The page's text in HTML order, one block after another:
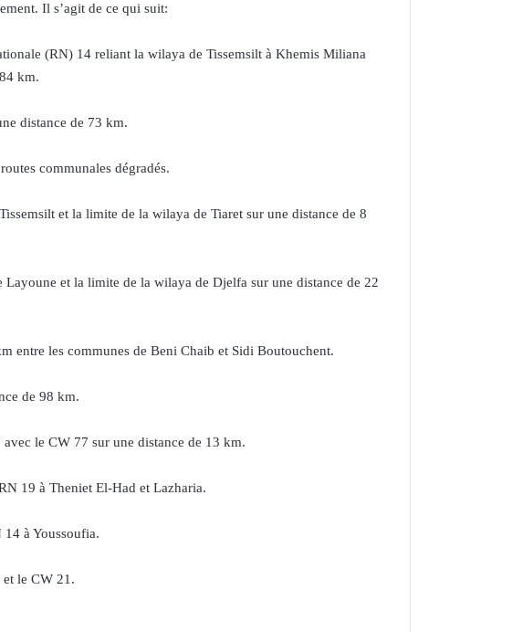
Il s’agit de ce qui suit:
(RN) 14 reliant la wilaya de Tissemsilt à Khemis Miliana
km.
distance de 73 km.
communales dégradés.
et la limite de la wilaya de Tiaret sur une distance de 8
et la limite de la wilaya de Djelfa sur une distance de 22
entre les communes de Beni Chaib et Sidi Boutouchent.
de 98 km.
le CW 77 sur une distance de 13 km.
19 à Theniet El-Had et Lazharia.
14 à Youssoufia.
et le CW 21.